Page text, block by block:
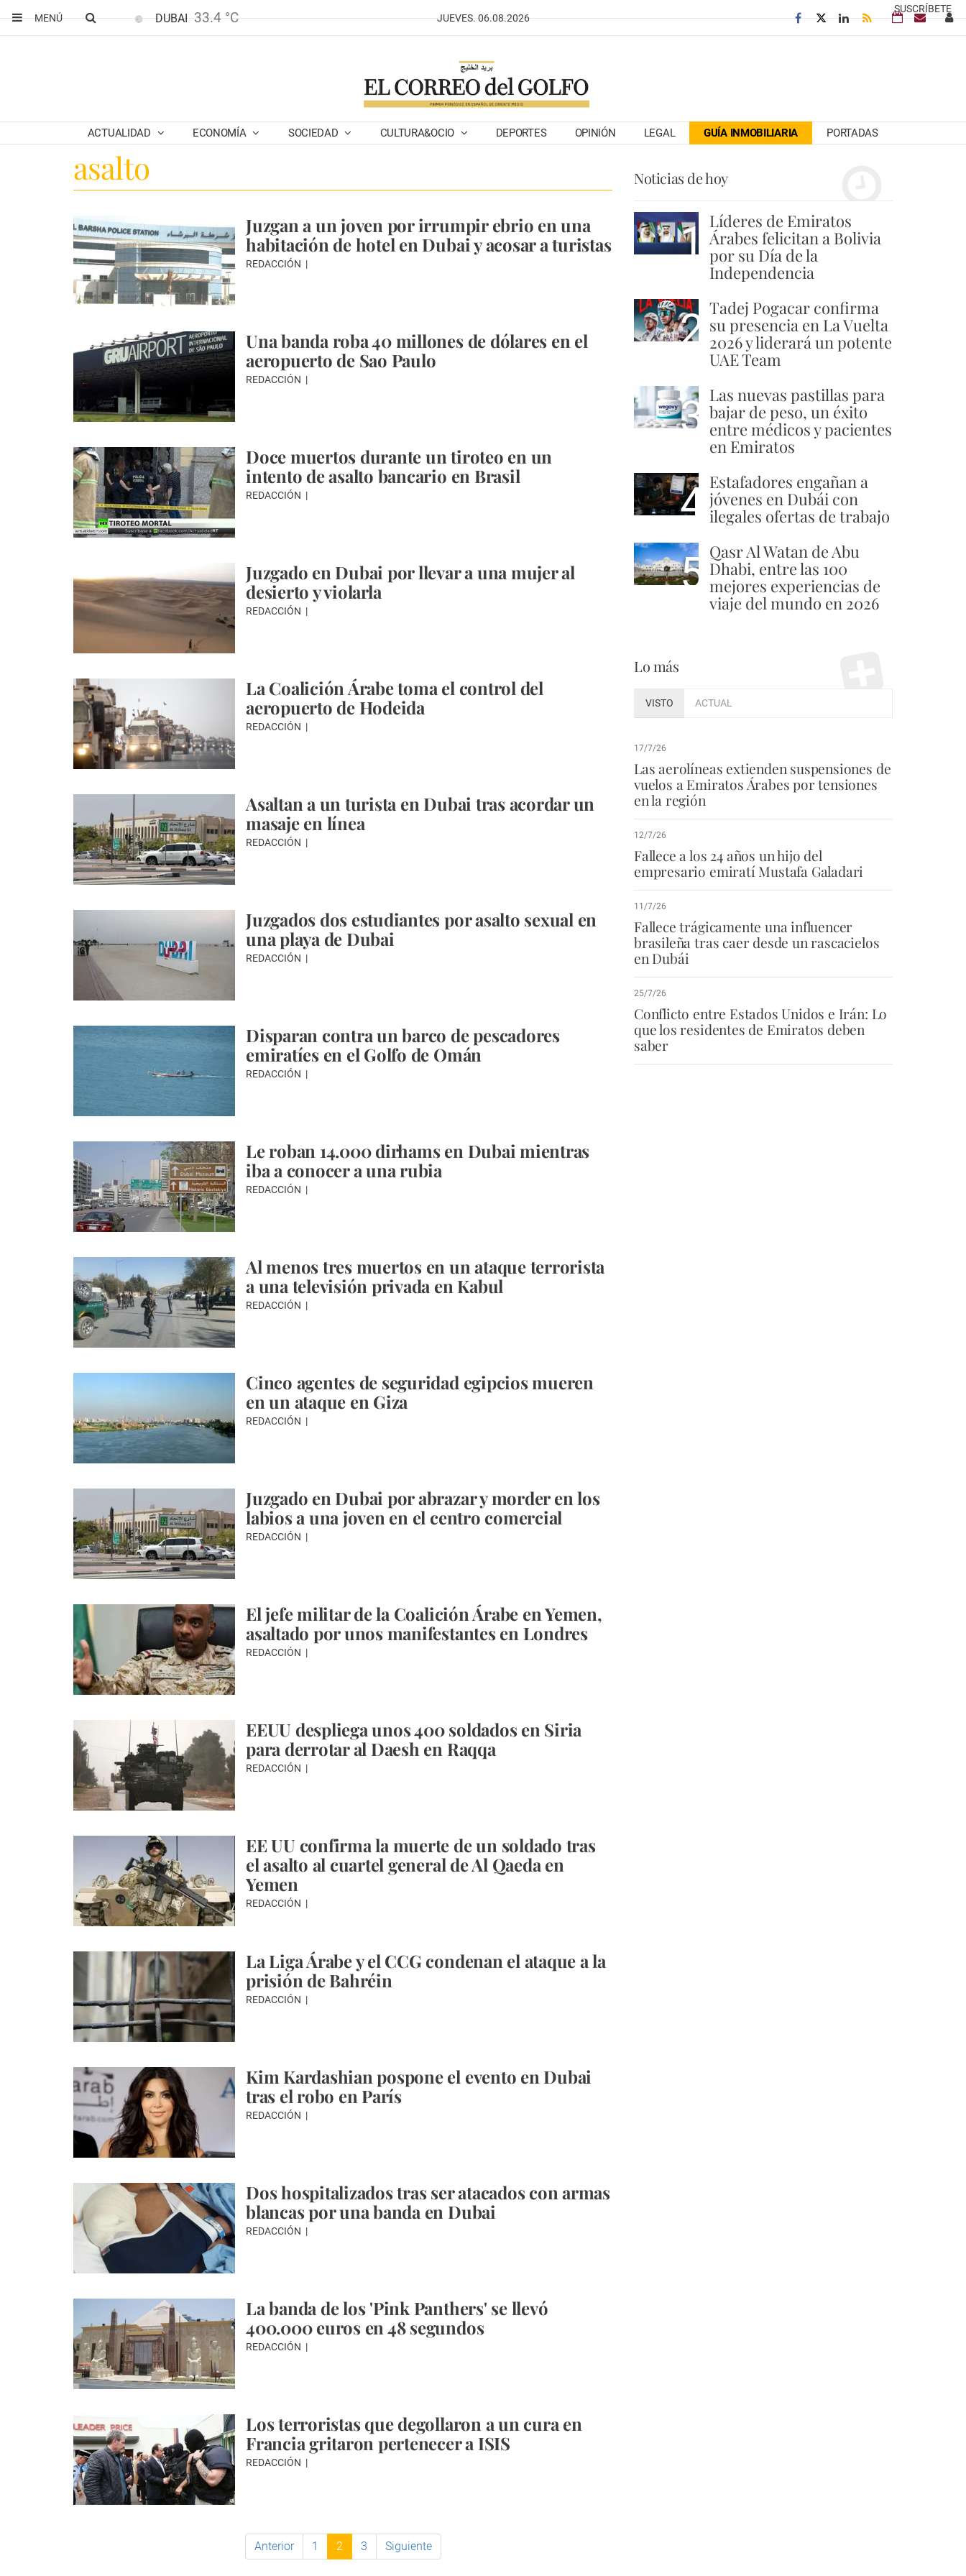
SUSCRÍBETE
MENÚ
DUBAI 33.4 °C JUEVES. 06.08.2026
ACTUALIDAD ECONOMÍA SOCIEDAD CULTURA&OCIO DEPORTES OPINIÓN LEGAL GUÍA INMOBILIARIA PORTADAS
asalto
Juzgan a un joven por irrumpir ebrio en una
habitación de hotel en Dubai y acosar a turistas
REDACCIÓN
Una banda roba 40 millones de dólares en el
aeropuerto de Sao Paulo
REDACCIÓN
Doce muertos durante un tiroteo en un
intento de asalto bancario en Brasil
REDACCIÓN
Juzgado en Dubai por llevar a una mujer al
desierto y violarla
REDACCIÓN
La Coalición Árabe toma el control del
aeropuerto de Hodeida
REDACCIÓN
Asaltan a un turista en Dubai tras acordar un
masaje en línea
REDACCIÓN
Juzgados dos estudiantes por asalto sexual en
una playa de Dubai
REDACCIÓN
Disparan contra un barco de pescadores
emiratíes en el Golfo de Omán
REDACCIÓN
Le roban 14.000 dirhams en Dubai mientras
iba a conocer a una rubia
REDACCIÓN
Al menos tres muertos en un ataque terrorista
a una televisión privada en Kabul
REDACCIÓN
Cinco agentes de seguridad egipcios mueren
en un ataque en Giza
REDACCIÓN
Juzgado en Dubai por abrazar y morder en los
labios a una joven en el centro comercial
REDACCIÓN
El jefe militar de la Coalición Árabe en Yemen,
asaltado por unos manifestantes en Londres
REDACCIÓN
EEUU despliega unos 400 soldados en Siria
para derrotar al Daesh en Raqqa
REDACCIÓN
EE UU confirma la muerte de un soldado tras
el asalto al cuartel general de Al Qaeda en
Yemen
REDACCIÓN
La Liga Árabe y el CCG condenan el ataque a la
prisión de Bahréin
REDACCIÓN
Kim Kardashian pospone el evento en Dubai
tras el robo en París
REDACCIÓN
Dos hospitalizados tras ser atacados con armas
blancas por una banda en Dubai
REDACCIÓN
La banda de los 'Pink Panthers' se llevó
400.000 euros en 48 segundos
REDACCIÓN
Los terroristas que degollaron a un cura en
Francia gritaron pertenecer a ISIS
REDACCIÓN
Anterior 1 2 3 Siguiente
Noticias de hoy
1 Líderes de Emiratos
Árabes felicitan a Bolivia
por su Día de la
Independencia
2 Tadej Pogacar confirma
su presencia en La Vuelta
2026 y liderará un potente
UAE Team
3 Las nuevas pastillas para
bajar de peso, un éxito
entre médicos y pacientes
en Emiratos
4 Estafadores engañan a
jóvenes en Dubái con
ilegales ofertas de trabajo
5 Qasr Al Watan de Abu
Dhabi, entre las 100
mejores experiencias de
viaje del mundo en 2026
Lo más
VISTO ACTUAL
17/7/26
Las aerolíneas extienden suspensiones de
vuelos a Emiratos Árabes por tensiones
en la región
12/7/26
Fallece a los 24 años un hijo del
empresario emiratí Mustafa Galadari
11/7/26
Fallece trágicamente una influencer
brasileña tras caer desde un rascacielos
en Dubái
25/7/26
Conflicto entre Estados Unidos e Irán: Lo
que los residentes de Emiratos deben
saber